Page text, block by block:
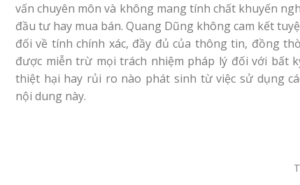
vấn chuyên môn và không mang tính chất khuyến
đầu tư hay mua bán. Quang Dũng không cam kết
đối về tính chính xác, đầy đủ của thông tin, đồng
được miễn trừ mọi trách nhiệm pháp lý đối với bất
thiệt hại hay rủi ro nào phát sinh từ việc sử dụng
nội dung này.